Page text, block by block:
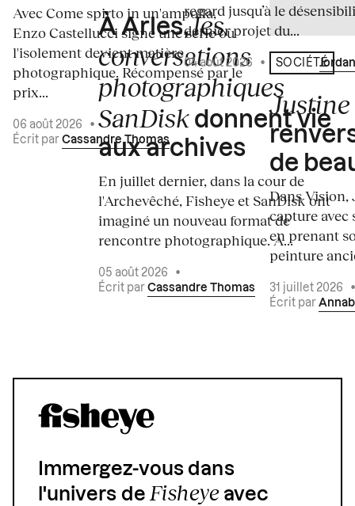
Avec Come spirto in un'ampolla,
Enzo Castellucci signe une série où
l'isolement devient matière
photographique. Récompensé par le
prix...
06 août 2026
•
Écrit par Cassandre Thomas
À Arles,les
conversations
photographiques
SanDisk donnent vie
aux archives
En juillet dernier, dans la cour de
l'Archevêché, Fisheye et SanDisk ont
imaginé un nouveau format de
rencontre photographique. À...
05 août 2026
•
Écrit par Cassandre Thomas
regard jusqu’à le
dernier projet du...
04 août 2026 • Écrit par
SOCIÉTÉ
de
Dans
capture avec
en prenant
peinture
31 juillet 2026
Écrit par
Immergez-vous dans
l'univers deFisheyeavec